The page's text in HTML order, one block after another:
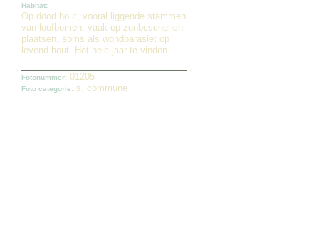
Habitat:
Op dood hout, vooral liggende stammen
van loofbomen, vaak op zonbeschenen
plaatsen, soms als wondparasiet op
levend hout. Het hele jaar te vinden.
Fotonummer: 01205
Foto categorie: s. commune